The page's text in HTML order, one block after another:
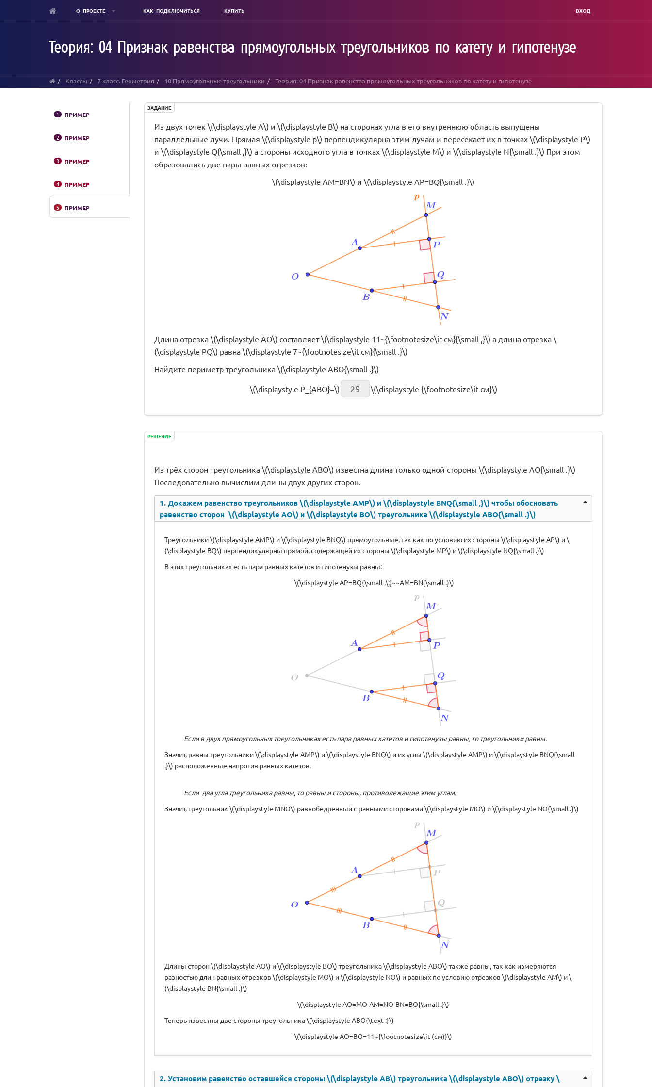
О ПРОЕКТЕ КАК ПОДКЛЮЧИТЬСЯ КУПИТЬ ВХОД
Теория: 04 Признак равенства прямоугольных треугольников по катету и гипотенузе
Классы 7 класс. Геометрия 10 Прямоугольные треугольники Теория: 04 Признак равенства прямоугольных треугольников по катету и гипотенузе
1 ПРИМЕР
2 ПРИМЕР
3 ПРИМЕР
4 ПРИМЕР
5 ПРИМЕР
ЗАДАНИЕ
Из двух точек \(\displaystyle A\) и \(\displaystyle B\) на сторонах угла в его внутреннюю область выпущены
параллельные лучи. Прямая \(\displaystyle p\) перпендикулярна этим лучам и пересекает их в точках \(\displaystyle P\)
и \(\displaystyle Q{\small ,}\) а стороны исходного угла в точках \(\displaystyle M\) и \(\displaystyle N{\small .}\) При этом
образовались две пары равных отрезков:
\(\displaystyle AM=BN\) и \(\displaystyle AP=BQ{\small .}\)
Длина отрезка \(\displaystyle AO\) составляет \(\displaystyle 11~{\footnotesize\it см}{\small ,}\) а длина отрезка \
(\displaystyle PQ\) равна \(\displaystyle 7~{\footnotesize\it см}{\small .}\)
Найдите периметр треугольника \(\displaystyle ABO{\small .}\)
\(\displaystyle P_{ABO}=\) \(\displaystyle {\footnotesize\it см}\)
РЕШЕНИЕ
Из трёх сторон треугольника \(\displaystyle ABO\) известна длина только одной стороны \(\displaystyle AO{\small .}\)
Последовательно вычислим длины двух других сторон.
1. Докажем равенство треугольников \(\displaystyle AMP\) и \(\displaystyle BNQ{\small ,}\) чтобы обосновать
равенство сторон \(\displaystyle AO\) и \(\displaystyle BO\) треугольника \(\displaystyle ABO{\small .}\)
Треугольники \(\displaystyle AMP\) и \(\displaystyle BNQ\) прямоугольные, так как по условию их стороны \(\displaystyle AP\) и \
(\displaystyle BQ\) перпендикулярны прямой, содержащей их стороны \(\displaystyle MP\) и \(\displaystyle NQ{\small .}\)
В этих треугольниках есть пара равных катетов и гипотенузы равны:
\(\displaystyle AP=BQ{\small ,\;}~~AM=BN{\small .}\)
Если в двух прямоугольных треугольниках есть пара равных катетов и гипотенузы равны, то треугольники равны.
Значит, равны треугольники \(\displaystyle AMP\) и \(\displaystyle BNQ\) и их углы \(\displaystyle AMP\) и \(\displaystyle BNQ{\small
,}\) расположенные напротив равных катетов.
Если два угла треугольника равны, то равны и стороны, противолежащие этим углам.
Значит, треугольник \(\displaystyle MNO\) равнобедренный с равными сторонами \(\displaystyle MO\) и \(\displaystyle NO{\small .}\)
Длины сторон \(\displaystyle AO\) и \(\displaystyle BO\) треугольника \(\displaystyle ABO\) также равны, так как измеряются
разностью длин равных отрезков \(\displaystyle MO\) и \(\displaystyle NO\) и равных по условию отрезков \(\displaystyle AM\) и \
(\displaystyle BN{\small .}\)
\(\displaystyle AO=MO-AM=NO-BN=BO{\small .}\)
Теперь известны две стороны треугольника \(\displaystyle ABO{\text :}\)
\(\displaystyle AO=BO=11~{\footnotesize\it (см)}\)
2. Установим равенство оставшейся стороны \(\displaystyle AB\) треугольника \(\displaystyle ABO\) отрезку \